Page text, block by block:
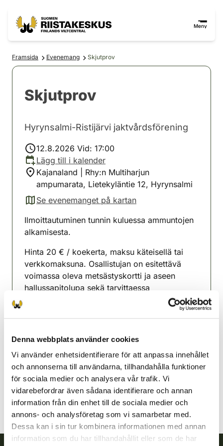
Denna webbplats använder cookies
Vi använder enhetsidentifierare för att anpassa innehållet
och annonserna till användarna, tillhandahålla funktioner
för sociala medier och analysera vår trafik. Vi
vidarebefordrar även sådana identifierare och annan
information från din enhet till de sociala medier och
annons- och analysföretag som vi samarbetar med.
Dessa kan i sin tur kombinera informationen med annan
information som du har tillhandahållit eller som de har
Meny
Framsida Evenemang Skjutprov
Skjutprov
Hyrynsalmi-Ristijärvi jaktvårdsförening
12.8.2026 Vid: 17:00
Lägg till i kalender
Kajanaland | Rhy:n Multiharjun
ampumarata, Lietekyläntie 12, Hyrynsalmi
Se evenemanget på kartan
(avautuu uuteen välilehteen)
Ilmoittautuminen tunnin kuluessa ammuntojen
alkamisesta.
Hinta 20 € / koekerta, maksu käteisellä tai
verkkomaksuna. Osallistujan on esitettävä
voimassa oleva metsästyskortti ja aseen
hallussapitolupa sekä tarvittaessa
jaktvårdsförening
044-5748560
hyrynsalmi-ristijarvi@rhy.riista.fi